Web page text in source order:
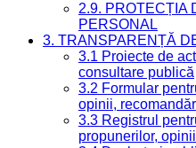
2.9. PROTECȚIA
PERSONAL
3. TRANSPARENȚĂ
3.1 Proiecte de
consultare publică
3.2 Formular
opinii,
3.3 Registrul
propunerilor,